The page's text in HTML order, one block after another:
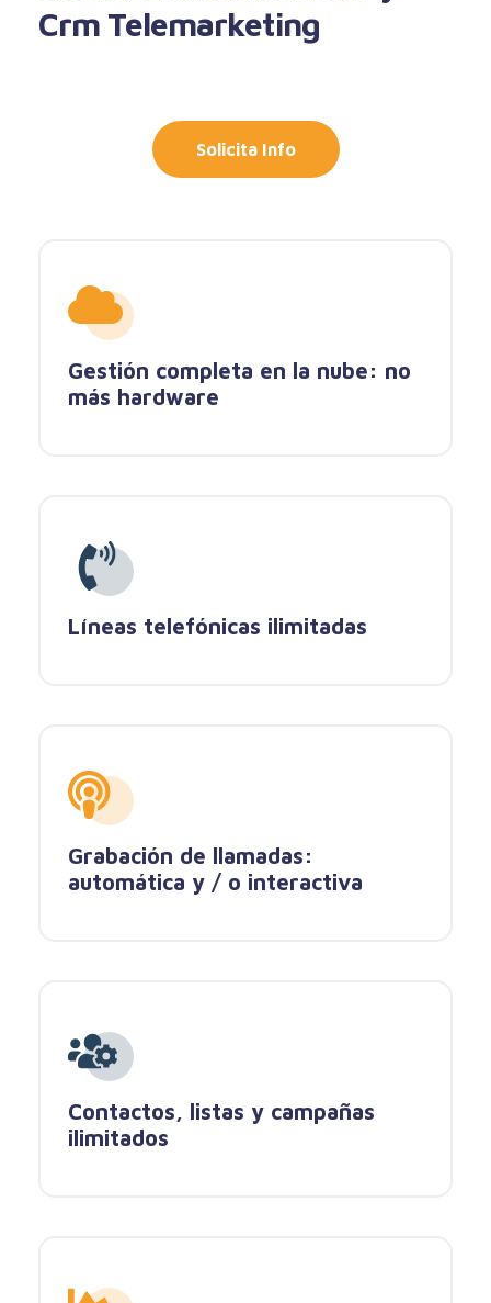
Crm Telemarketing
Solicita Info
Gestión completa en la nube: no
más hardware
Líneas telefónicas ilimitadas
Grabación de llamadas:
automática y / o interactiva
Contactos, listas y campañas
ilimitados